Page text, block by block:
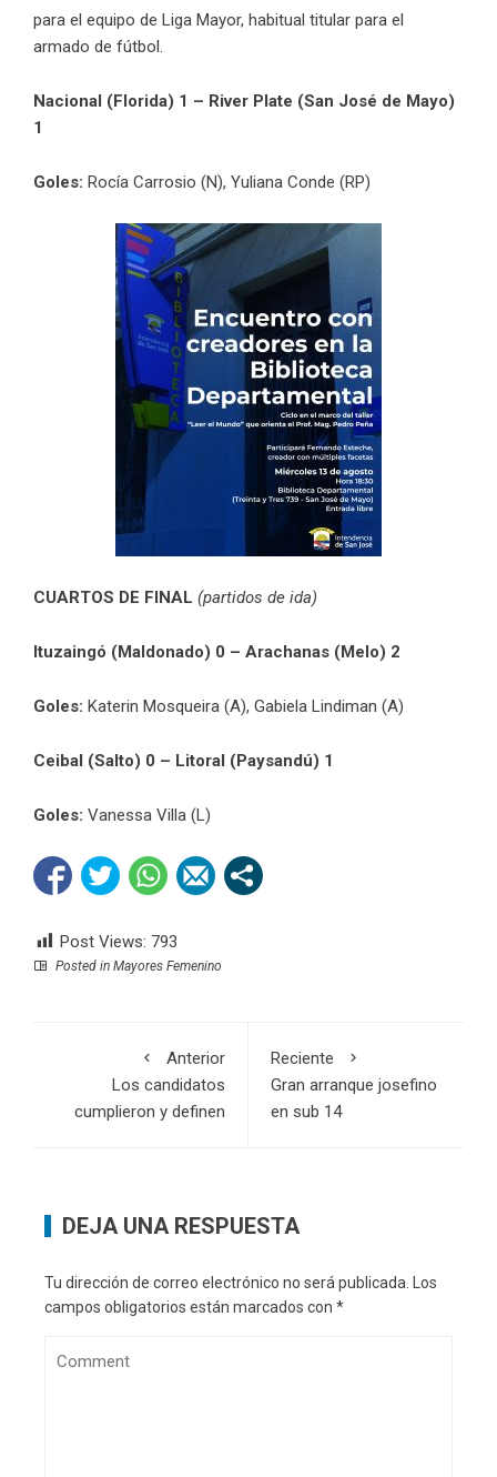
para el equipo de Liga Mayor, habitual titular para el
armado de fútbol.
Nacional (Florida) 1 – River Plate (San José de Mayo)
1
Goles: Rocía Carrosio (N), Yuliana Conde (RP)
CUARTOS DE FINAL (partidos de ida)
Ituzaingó (Maldonado) 0 – Arachanas (Melo) 2
Goles: Katerin Mosqueira (A), Gabiela Lindiman (A)
Ceibal (Salto) 0 – Litoral (Paysandú) 1
Goles: Vanessa Villa (L)
Post Views: 793
Posted in Mayores Femenino
Anterior
Los candidatos
cumplieron y definen
Reciente
Gran arranque josefino
en sub 14
DEJA UNA RESPUESTA
Tu dirección de correo electrónico no será publicada.
Los
campos obligatorios están marcados con *